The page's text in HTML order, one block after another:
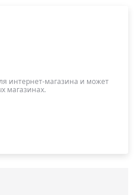
интернет-магазина и может
магазинах.